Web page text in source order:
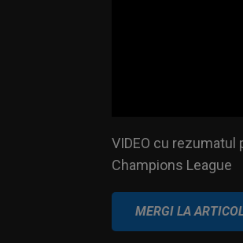
Champions League
VIDEO cu rezumatul
Champions League
MERGI LA